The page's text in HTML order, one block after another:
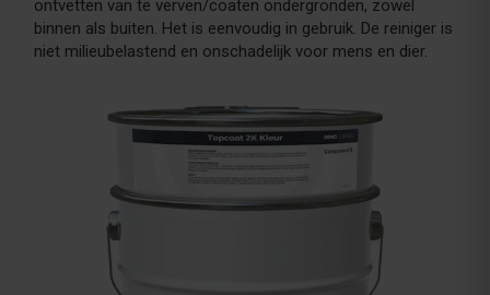
ontvetten van te verven/coaten ondergronden, zowel
binnen als buiten. Het is eenvoudig in gebruik. De reiniger is
niet milieubelastend en onschadelijk voor mens en dier.